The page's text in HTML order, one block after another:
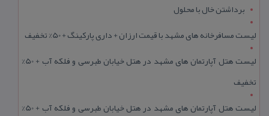
برداشتن خال با محلول
لیست مسافرخانه های مشهد با قیمت ارزان + داری پارکینگ + 50% تخفیف
لیست هتل آپارتمان های مشهد در هتل خیابان طبرسی و فلکه آب + 50%
تخفیف
لیست هتل آپارتمان های مشهد در هتل خیابان طبرسی و فلکه آب + 50%